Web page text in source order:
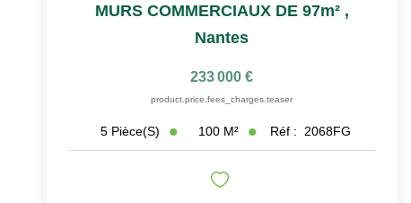
MURS COMMERCIAUX DE 97m² ,
Nantes
233 000 €
product.price.fees_charges.teaser
5 Pièce(s) 100 M² Réf : 2068FG